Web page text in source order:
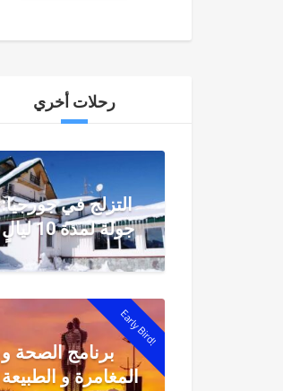
رحلات أخري
التزلج في جورجيا:
جولة لمدة 10 ليالٍ
Early Bird!
برنامج الصحة و
المغامرة و الطبيعة